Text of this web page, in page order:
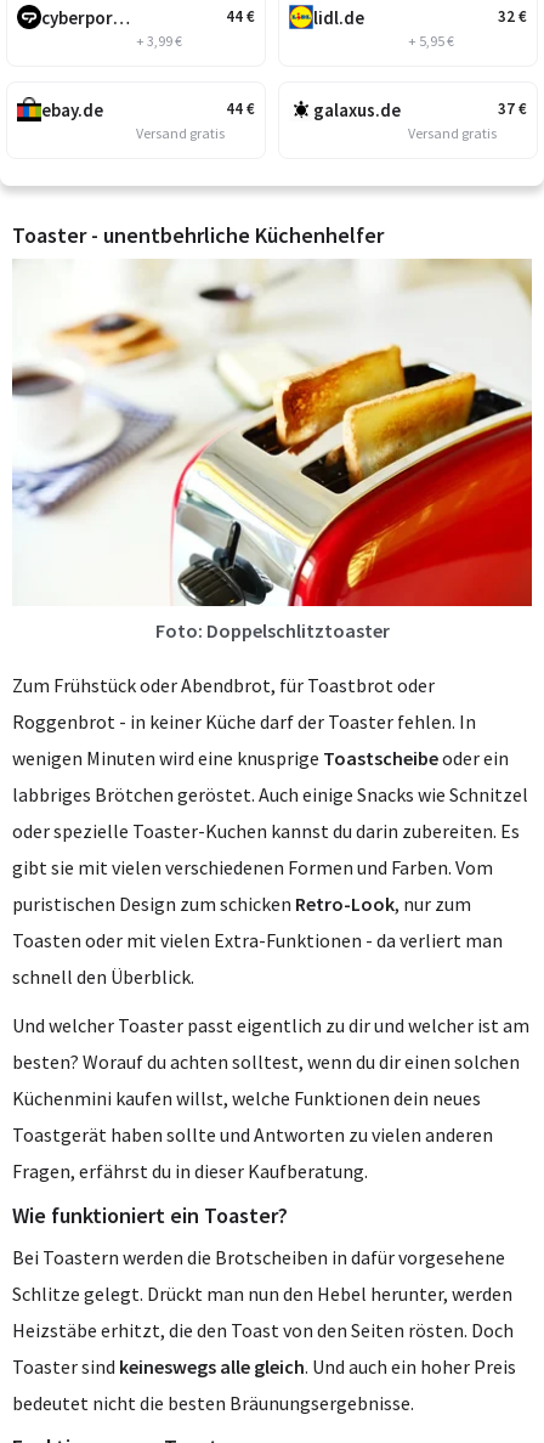
44€
cyberport.de
+ 3,99 €
44€
ebay.de
Versand gratis
32€
lidl.de
+ 5,95 €
37€
galaxus.de
Versand gratis
Toaster - unentbehrliche Küchenhelfer
Foto: Doppelschlitztoaster
Zum Frühstück oder Abendbrot, für Toastbrot oder
Roggenbrot - in keiner Küche darf der Toaster fehlen. In
wenigen Minuten wird eine knusprige Toastscheibeoder ein
labbriges Brötchen geröstet. Auch einige Snacks wie Schnitzel
oder spezielle Toaster-Kuchen kannst du darin zubereiten. Es
gibt sie mit vielen verschiedenen Formen und Farben. Vom
puristischen Design zum schicken Retro-Look, nur zum
Toasten oder mit vielen Extra-Funktionen - da verliert man
schnell den Überblick.
Und welcher Toaster passt eigentlich zu dir und welcher ist am
besten? Worauf du achten solltest, wenn du dir einen solchen
Küchenmini kaufen willst, welche Funktionen dein neues
Toastgerät haben sollte und Antworten zu vielen anderen
Fragen, erfährst du in dieser Kaufberatung.
Wie funktioniert ein Toaster?
Bei Toastern werden die Brotscheiben in dafür vorgesehene
Schlitze gelegt. Drückt man nun den Hebel herunter, werden
Heizstäbe erhitzt, die den Toast von den Seiten rösten. Doch
Toaster sind keineswegs alle gleich. Und auch ein hoher Preis
bedeutet nicht die besten Bräunungsergebnisse.